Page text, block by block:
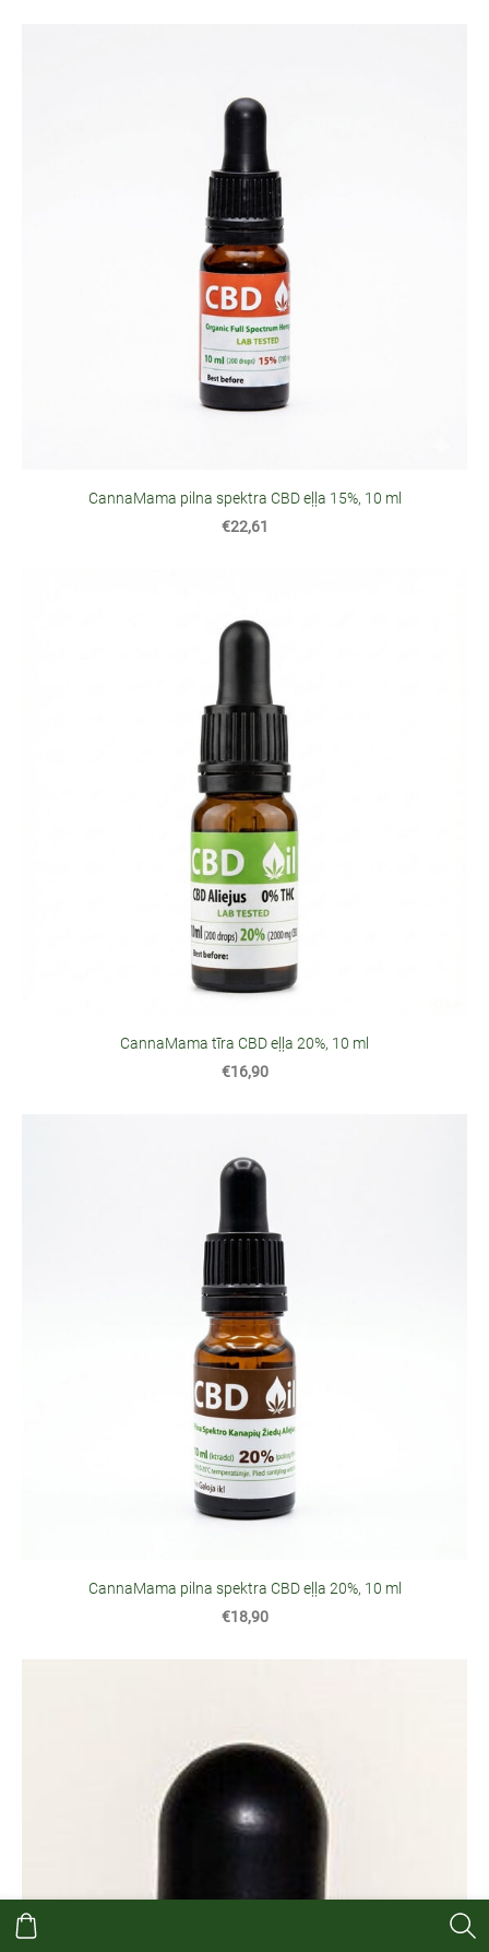
CannaMama pilna spektra CBD eļļa 15%, 10 ml
€22,61
CannaMama tīra CBD eļļa 20%, 10 ml
€16,90
CannaMama pilna spektra CBD eļļa 20%, 10 ml
€18,90